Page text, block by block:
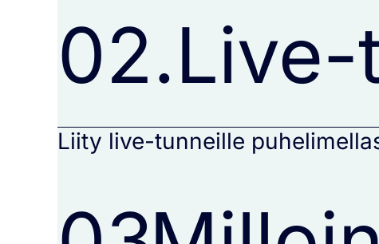
02.
Liity live-tunneille